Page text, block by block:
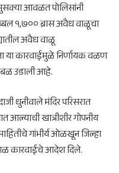
आवळत पोलिसांनी
१,७०० ब्रास अवैध वाळूचा
अवैध वाळू
या कारवाईमुळे निर्णायक वळण
उडाली आहे.
धुनीवाले मंदिर परिसरात
आल्याची खात्रीशीर गोपनीय
गांभीर्य ओळखून जिल्हा
कारवाईचे आदेश दिले.